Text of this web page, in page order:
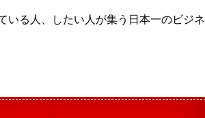
いる人、したい人が集う日本一のビジネ